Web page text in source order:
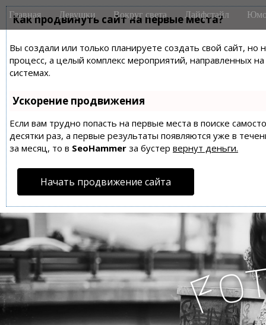
Как продвинуть сайт на первые места?
Вы создали или только планируете создать свой сайт,
процесс, а целый комплекс мероприятий, направленных
системах.
Ускорение продвижения
Если вам трудно попасть на первые места в поиске
десятки раз, а первые результаты появляются уже в
за месяц, то в SeoHammer за бустер вернут деньги.
Начать продвижение сайта
M
a
n
m
e
n
u
i
Главная Девушки Вокруг света Лайфстайл
Fo